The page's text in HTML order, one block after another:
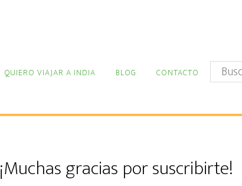
QUIERO VIAJAR A INDIA BLOG CONTACTO Buscar
en
web
¡Muchas gracias por suscribirte!